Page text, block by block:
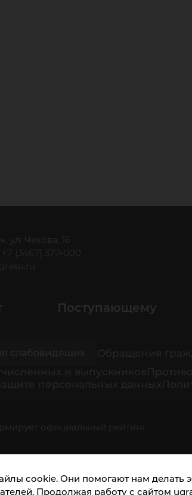
cookie. Они помогают нам делать
Продолжая работу с сайтом
ул. Чехова, 16
(3467) 377-000
Поступающему
официальный рейтинг